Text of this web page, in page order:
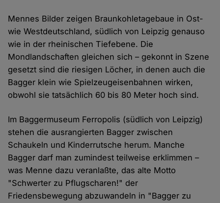
Mennes Bilder zeigen Braunkohletagebaue in Ost-
wie Westdeutschland, südlich von Leipzig genauso
wie in der rheinischen Tiefebene. Die
Mondlandschaften gleichen sich – gekonnt in Szene
gesetzt sind die riesigen Löcher, in denen auch die
Bagger klein wie Spielzeugeisenbahnen wirken,
obwohl sie tatsächlich 60 bis 80 Meter hoch sind.
Im Baggermuseum Ferropolis (südlich von Leipzig)
stehen die ausrangierten Bagger zwischen
Schaukeln und Kinderrutsche herum. Manche
Bagger darf man zumindest teilweise erklimmen –
was Menne dazu veranlaßte, das alte Motto
"Schwerter zu Pflugscharen!" der
Friedensbewegung abzuwandeln in "Bagger zu